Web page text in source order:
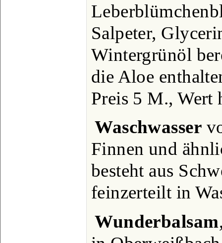
Salpeter,
Wintergrünöl
die Aloe
Preis 5 M., Wert
Waschwasser
Finnen und
besteht aus
feinzerteilt in
Wunderbalsam